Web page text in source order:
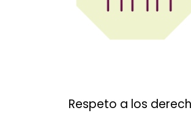
Respeto a los